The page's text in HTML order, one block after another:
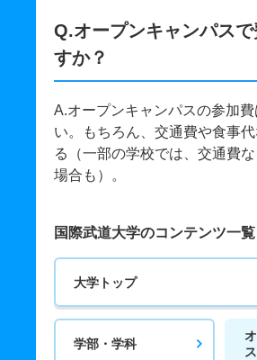
Q.オープンキャンパス
すか？
A.オープンキャンパスの参加
い。もちろん、交通費や食事
る（一部の学校では、交通費
場合も）。
国際武道大学のコンテンツ一覧
大学トップ
学部・学科
ス